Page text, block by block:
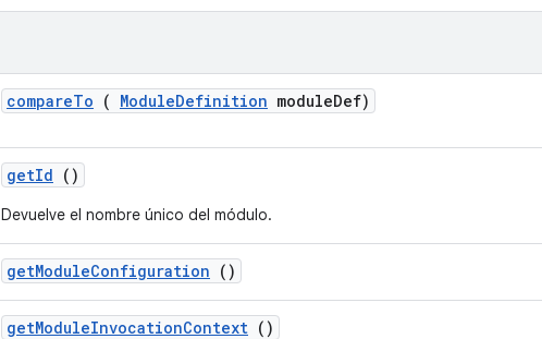
compareTo ( ModuleDefinition moduleDef)
getId ()
Devuelve el nombre único del módulo.
getModuleConfiguration ()
getModuleInvocationContext ()